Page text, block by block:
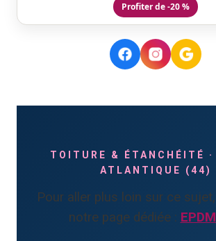
Profiter de -20 %
TOITURE & ÉTANCHÉITÉ ·
ATLANTIQUE (44)
Pour aller plus loin sur ce
notre page dédiée :